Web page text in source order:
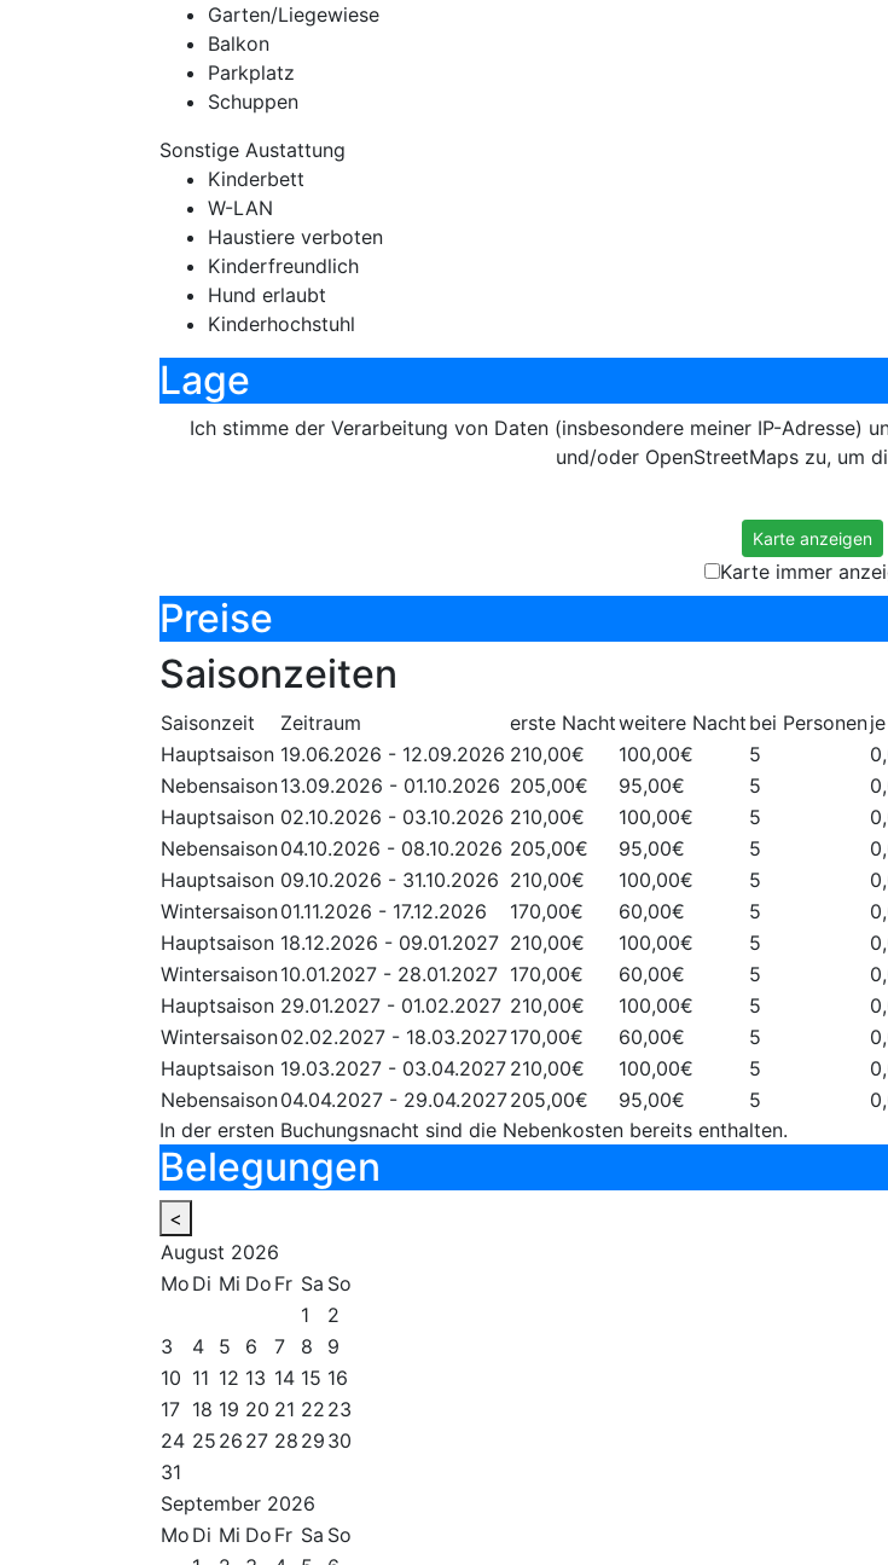
Garten/Liegewiese
Balkon
Parkplatz
Schuppen
Sonstige Austattung
Kinderbett
W-LAN
Haustiere verboten
Kinderfreundlich
Hund erlaubt
Kinderhochstuhl
Lage
Ich stimme der Verarbeitung von Daten (insbesondere meiner IP-Adresse)
und/oder OpenStreetMaps zu, um
Karte anzeigen
Karte immer
Preise
Saisonzeiten
Saisonzeit Zeitraum erste Nachtweitere Nacht bei Personen
Hauptsaison 19.06.2026 - 12.09.2026 210,00€ 100,00€ 5
Nebensaison13.09.2026 - 01.10.2026 205,00€ 95,00€ 5
Hauptsaison 02.10.2026 - 03.10.2026 210,00€ 100,00€ 5
Nebensaison04.10.2026 - 08.10.2026 205,00€ 95,00€ 5
Hauptsaison 09.10.2026 - 31.10.2026 210,00€ 100,00€ 5
Wintersaison01.11.2026 - 17.12.2026 170,00€ 60,00€ 5
Hauptsaison 18.12.2026 - 09.01.2027 210,00€ 100,00€ 5
Wintersaison10.01.2027 - 28.01.2027 170,00€ 60,00€ 5
Hauptsaison 29.01.2027 - 01.02.2027 210,00€ 100,00€ 5
Wintersaison02.02.2027 - 18.03.2027170,00€ 60,00€ 5
Hauptsaison 19.03.2027 - 03.04.2027 210,00€ 100,00€ 5
Nebensaison04.04.2027 - 29.04.2027205,00€ 95,00€ 5
In der ersten Buchungsnacht sind die Nebenkosten bereits enthalten.
Belegungen
<
August 2026
Mo Di Mi Do Fr Sa So
1
2
3
4 5 6 7 8
9
10 11 12 13 14 15 16
17 18 19 20 21 22 23
24 25 26 27 28 29 30
31
September 2026
Mo Di Mi Do Fr Sa So